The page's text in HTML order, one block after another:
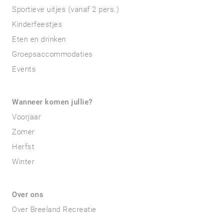
Sportieve uitjes (vanaf 2 pers.)
Kinderfeestjes
Eten en drinken
Groepsaccommodaties
Events
Wanneer komen jullie?
Voorjaar
Zomer
Herfst
Winter
Over ons
Over Breeland Recreatie